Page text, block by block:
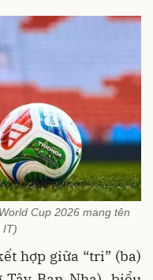
Cup 2026 mang tên
IT)
hợp giữa “tri” (ba)